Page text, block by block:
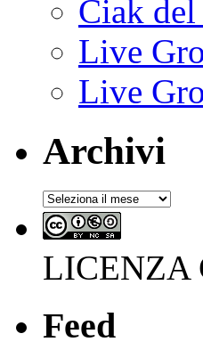
Ciak
Live
Live
Archivi
Archivi
LICENZA
Feed